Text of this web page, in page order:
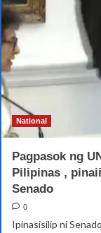
natukoy
bagong
kaso
ng
National
Pagpasok ng
Pilipinas ,
Senado
0
Ipinasisilip ni